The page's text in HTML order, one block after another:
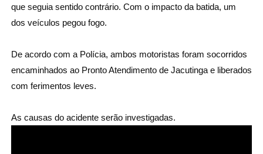
que seguia sentido contrário. Com o impacto da batida, um
dos veículos pegou fogo.
De acordo com a Polícia, ambos motoristas foram socorridos
encaminhados ao Pronto Atendimento de Jacutinga e liberados
com ferimentos leves.
As causas do acidente serão investigadas.